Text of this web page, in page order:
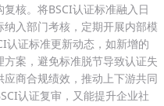
核。将BSCI认证标准融入日
入部门考核，定期开展内部模
认证标准更新动态，如新增的
案，避免标准脱节导致认证失
商合规绩效，推动上下游共同
认证复审，又能提升企业社